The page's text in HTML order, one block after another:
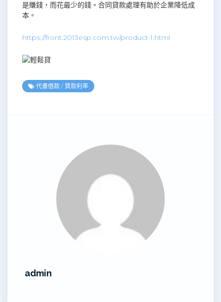
是賺錢，而花最少的錢。合同貸款處理有助於企業降低成
本。
https://front.2013esp.com.tw/product-1.html
代書借款 / 貸款利率
admin